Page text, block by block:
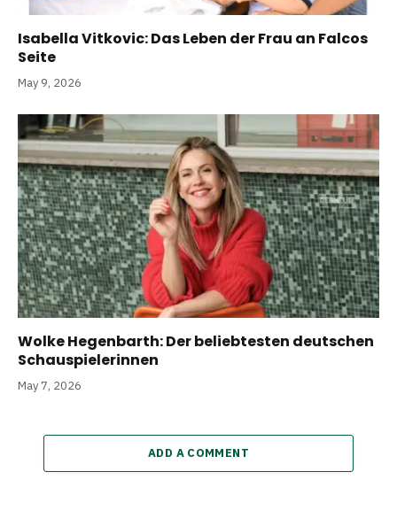
Isabella Vitkovic: Das Leben der Frau an Falcos
Seite
May 9, 2026
Wolke Hegenbarth: Der beliebtesten deutschen
Schauspielerinnen
May 7, 2026
ADD A COMMENT